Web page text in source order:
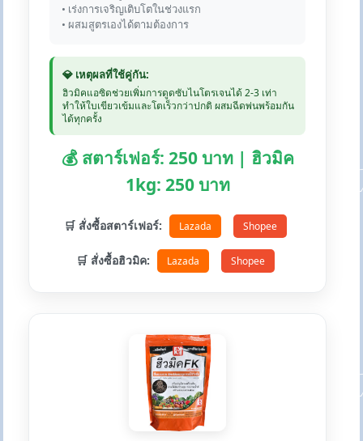
• เร่งการเจริญเติบโตในช่วงแรก
• ผสมสูตรเองได้ตามต้องการ
💎 เหตุผลที่ใช้คู่กัน:
ฮิวมิคแอซิดช่วยเพิ่มการดูดซับไนโตรเจนได้ 2-3 เท่า
ทำให้ใบเขียวเข้มและโตเร็วกว่าปกติ ผสมฉีดพ่นพร้อมกัน
ได้ทุกครั้ง
💰 สตาร์เฟอร์: 250 บาท | ฮิวมิค
1kg: 250 บาท
🛒 สั่งซื้อสตาร์เฟอร์: Lazada Shopee
🛒 สั่งซื้อฮิวมิค: Lazada Shopee